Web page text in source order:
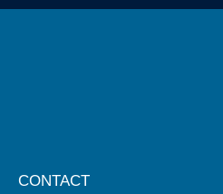
CONTACT